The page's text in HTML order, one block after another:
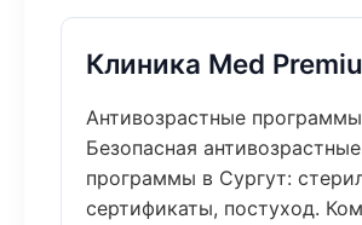
Клиника Med
Антивозрастные
Безопасная антивозрастные
программы в Сургут:
сертификаты, постуход.